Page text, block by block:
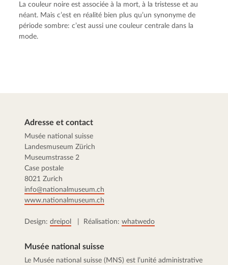
La couleur noire est associée à la mort, à la tristesse et au
néant. Mais c’est en réalité bien plus qu’un synonyme de
période sombre: c’est aussi une couleur centrale dans la
mode.
Adresse et contact
Musée national suisse
Landesmuseum Zürich
Museumstrasse 2
Case postale
8021 Zurich
info@nationalmuseum.ch
www.nationalmuseum.ch
Design: dreipol | Réalisation: whatwedo
Musée national suisse
Le Musée national suisse (MNS) est l’unité administrative